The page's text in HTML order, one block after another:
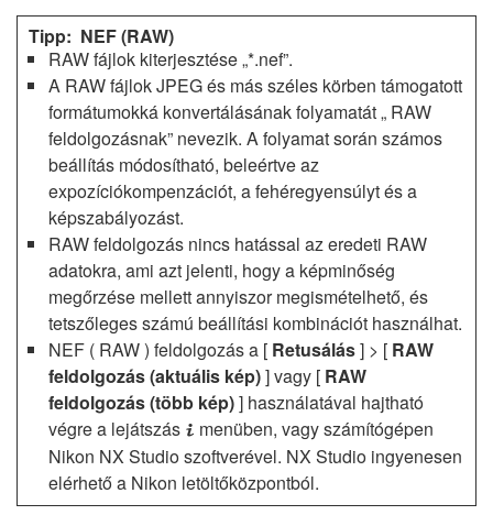
NEF (RAW)
RAW fájlok kiterjesztése „*.nef”.
A RAW fájlok JPEG és más széles körben támogatott
formátumokká konvertálásának folyamatát „ RAW
feldolgozásnak” nevezik. A folyamat során számos
beállítás módosítható, beleértve az
expozíciókompenzációt, a fehéregyensúlyt és a
képszabályozást.
RAW feldolgozás nincs hatással az eredeti RAW
adatokra, ami azt jelenti, hogy a képminőség
megőrzése mellett annyiszor megismételhető, és
tetszőleges számú beállítási kombinációt használhat.
NEF ( RAW ) feldolgozás a [ Retusálás] > [ RAW
feldolgozás (aktuális kép)] vagy [ RAW
feldolgozás (több kép)] használatával hajtható
végre a lejátszás i menüben, vagy számítógépen
Nikon NX Studio szoftverével. NX Studio ingyenesen
elérhető a Nikon letöltőközpontból.